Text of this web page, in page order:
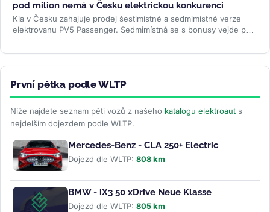
pod milion nemá v Česku elektrickou konkurenci
Kia v Česku zahajuje prodej šestimístné a sedmimístné verze
elektrovanu PV5 Passenger. Sedmimístná se s bonusy vejde pod
První pětka podle WLTP
Níže najdete seznam pěti vozů z našeho katalogu elektroaut s
nejdelším dojezdem podle WLTP.
Mercedes-Benz - CLA 250+ Electric
Dojezd dle WLTP: 808 km
BMW - iX3 50 xDrive Neue Klasse
Dojezd dle WLTP: 805 km